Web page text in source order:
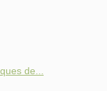
de...